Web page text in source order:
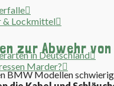
& Lockmittel
in Deutschland
Marder?
zur Abwehr von
BMW Modellen